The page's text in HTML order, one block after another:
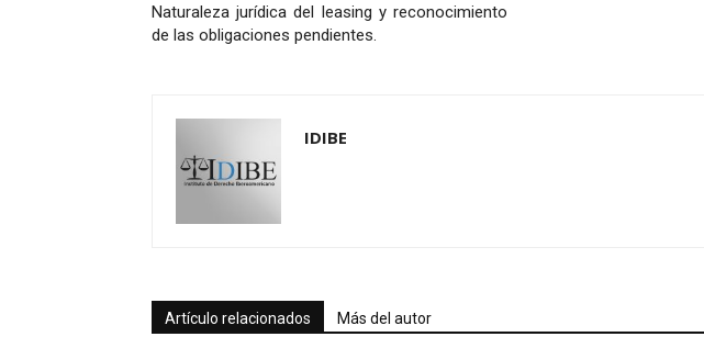
Naturaleza jurídica del leasing y reconocimiento
de las obligaciones pendientes.
IDIBE
Artículo relacionados Más del autor